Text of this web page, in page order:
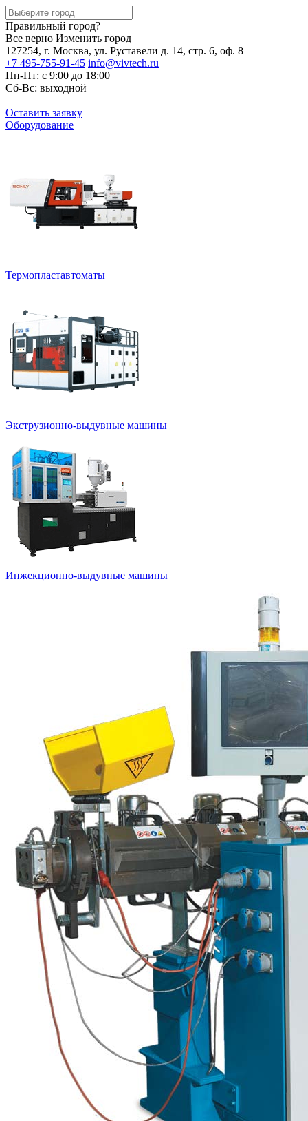
Правильный город?
Все верно Изменить город
127254, г. Москва, ул. Руставели д. 14, стр. 6, оф. 8
+7 495-755-91-45 info@vivtech.ru
Пн-Пт: с 9:00 до 18:00
Сб-Вс: выходной
Оставить заявку
Оборудование
Термопластавтоматы
Экструзионно-выдувные машины
Инжекционно-выдувные машины